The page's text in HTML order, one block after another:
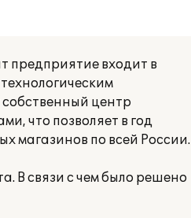
предприятие входит в
центр
что позволяет в год
магазинов по всей России.
В связи с чем было решено